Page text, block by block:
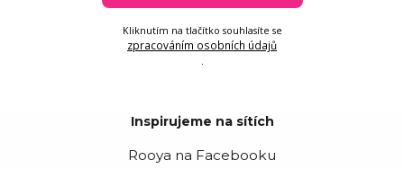
Kliknutím na tlačítko souhlasíte se
zpracováním osobních údajů
.
Inspirujeme na sítích
Rooya na Facebooku